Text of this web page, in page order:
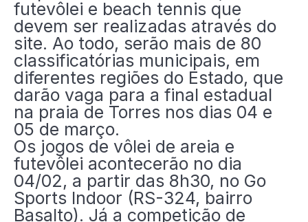
futevôlei e beach tennis que
devem ser realizadas através do
site. Ao todo, serão mais de 80
classificatórias municipais, em
diferentes regiões do Estado, que
darão vaga para a final estadual
na praia de Torres nos dias 04 e
05 de março.
Os jogos de vôlei de areia e
futevôlei acontecerão no dia
04/02, a partir das 8h30, no Go
Sports Indoor (RS-324, bairro
Basalto). Já a competição de